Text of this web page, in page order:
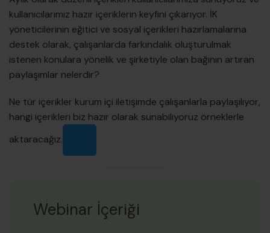
kullanıcılarımız hazır içeriklerin keyfini çıkarıyor. İK
yöneticilerinin eğitici ve sosyal içerikleri hazırlamalarına
destek olarak, çalışanlarda farkındalık oluşturulmak
istenen konulara yönelik ve şirketiyle olan bağının artıran
paylaşımlar nelerdir?
Ne tür içerikler kurum içi iletişimde çalışanlarla paylaşılıyor,
hangi içerikleri biz hazır olarak sunabiliyoruz örneklerle
aktaracağız.
Webinar İçeriği